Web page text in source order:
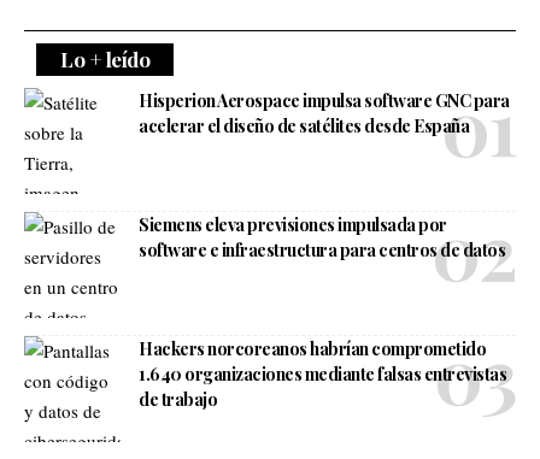
Lo + leído
Hisperion Aerospace impulsa software GNC para
acelerar el diseño de satélites desde España
Siemens eleva previsiones impulsada por
software e infraestructura para centros de datos
Hackers norcoreanos habrían comprometido
1.640 organizaciones mediante falsas entrevistas
de trabajo